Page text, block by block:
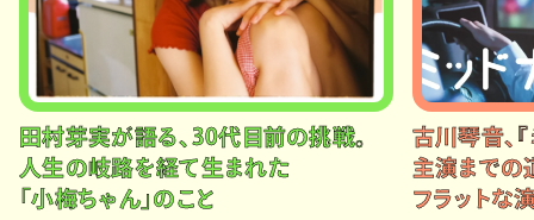
田村芽実が語る、30代目前の挑戦。
人生の岐路を経て生まれた
「小梅ちゃん」のこと
古川琴音、
主演までの
フラットな